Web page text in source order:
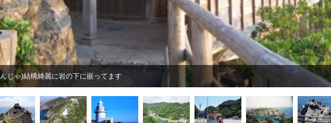
じゃ)結構綺麗に岩の下に嵌ってます